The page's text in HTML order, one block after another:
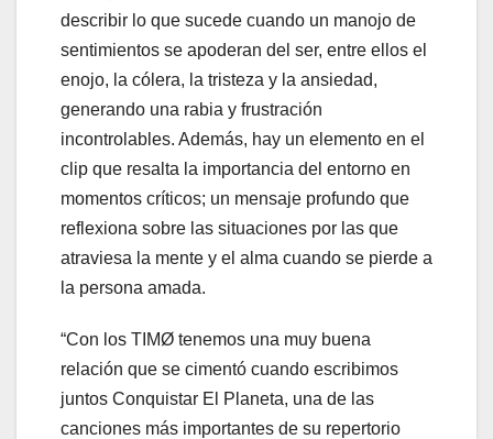
describir lo que sucede cuando un manojo de
sentimientos se apoderan del ser, entre ellos el
enojo, la cólera, la tristeza y la ansiedad,
generando una rabia y frustración
incontrolables. Además, hay un elemento en el
clip que resalta la importancia del entorno en
momentos críticos; un mensaje profundo que
reflexiona sobre las situaciones por las que
atraviesa la mente y el alma cuando se pierde a
la persona amada.
“Con los TIMØ tenemos una muy buena
relación que se cimentó cuando escribimos
juntos Conquistar El Planeta, una de las
canciones más importantes de su repertorio